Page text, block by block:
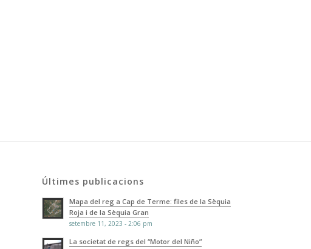
Últimes publicacions
Mapa del reg a Cap de Terme: files de la Sèquia
Roja i de la Sèquia Gran
setembre 11, 2023 - 2:06 pm
La societat de regs del “Motor del Niño”